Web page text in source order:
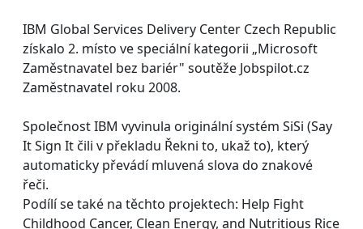
IBM Global Services Delivery Center Czech Republic
získalo 2. místo ve speciální kategorii „Microsoft
Zaměstnavatel bez bariér" soutěže Jobspilot.cz
Zaměstnavatel roku 2008.
Společnost IBM vyvinula originální systém SiSi (Say
It Sign It čili v překladu Řekni to, ukaž to), který
automaticky převádí mluvená slova do znakové
řeči.
Podílí se také na těchto projektech: Help Fight
Childhood Cancer, Clean Energy, and Nutritious Rice